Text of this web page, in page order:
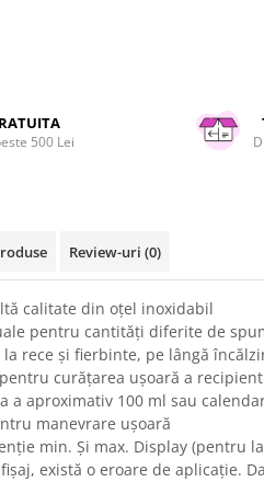
500 Lei
Review-uri (0)
calitate din oțel inoxidabil
pentru cantități diferite de
rece și fierbinte, pe lângă
curățarea ușoară a
a aproximativ 100 ml sau
manevrare ușoară
min. Și max. Display (pentru
există o eroare de aplicație.